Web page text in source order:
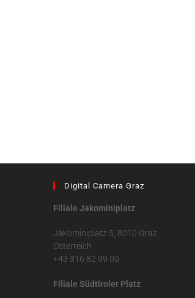
Digital Camera Graz
Filiale Jakominiplatz
Jakominiplatz 5, 8010 Graz
Österreich
+43 316 82 99 00
Filiale Südtiroler Platz